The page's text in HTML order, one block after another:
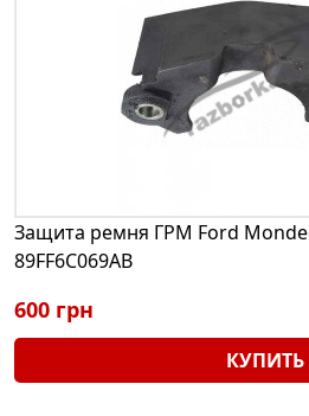
Защита ремня ГРМ Ford
89FF6C069AB
600 грн
КУПИТЬ